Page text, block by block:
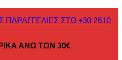
ΣΤΟ +30 2610
ΑΝΩ ΤΩΝ 30€